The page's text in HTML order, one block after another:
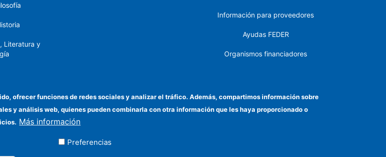
Literatura y
y Bienes
Información para proveedores
Ayudas FEDER
Organismos financiadores
Cómo llegar
ofrecer funciones de redes sociales y analizar el tráfico. Además, compartimos información sobre
y análisis web, quienes pueden combinarla con otra información que les haya proporcionado o
Más información
Preferencias